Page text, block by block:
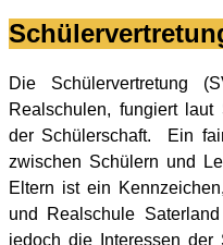
Die Schülervertretung
Realschulen, fungiert
der Schülerschaft. Ein
zwischen Schülern und
Eltern ist ein
und Realschule
jedoch die Interessen